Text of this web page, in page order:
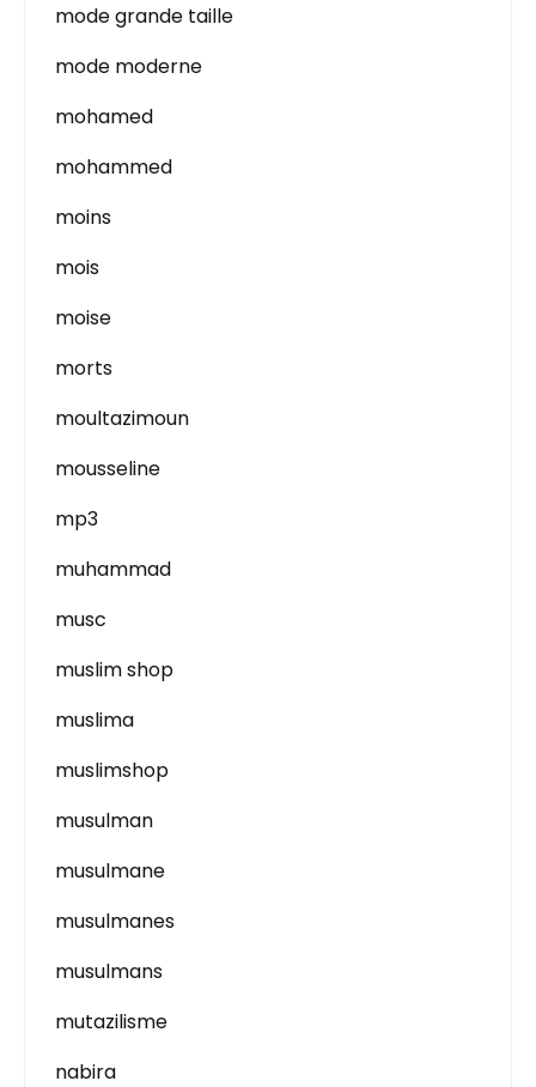
mode grande taille
mode moderne
mohamed
mohammed
moins
mois
moise
morts
moultazimoun
mousseline
mp3
muhammad
musc
muslim shop
muslima
muslimshop
musulman
musulmane
musulmanes
musulmans
mutazilisme
nabira